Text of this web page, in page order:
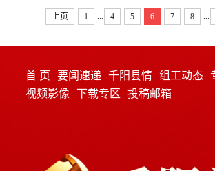
答了事关新时代党的社会工作发
上页 1 4 5 6 7 8
首 页 要闻速递 千阳县情 组工动态
视频影像 下载专区 投稿邮箱